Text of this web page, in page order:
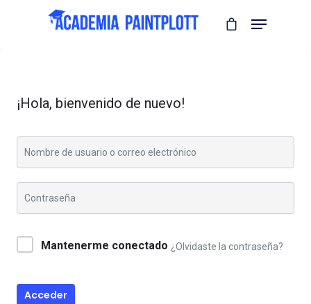
¡Hola, bienvenido de nuevo!
Mantenerme conectado ¿Olvidaste la contraseña?
Acceder